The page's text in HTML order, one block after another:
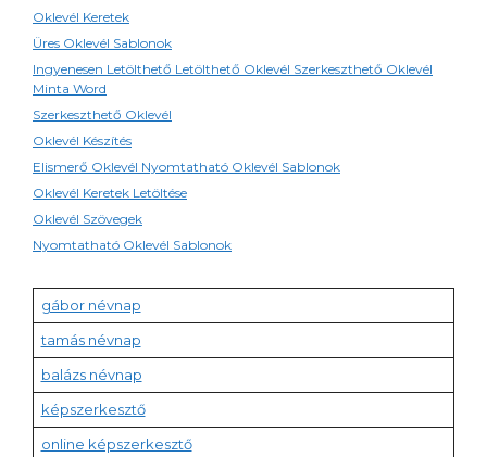
Oklevél Keretek
Üres Oklevél Sablonok
Ingyenesen Letölthető Letölthető Oklevél Szerkeszthető Oklevél
Minta Word
Szerkeszthető Oklevél
Oklevél Készítés
Elismerő Oklevél Nyomtatható Oklevél Sablonok
Oklevél Keretek Letöltése
Oklevél Szövegek
Nyomtatható Oklevél Sablonok
gábor névnap
tamás névnap
balázs névnap
képszerkesztő
online képszerkesztő